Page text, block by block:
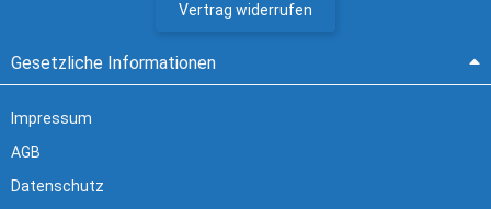
Vertrag widerrufen
Gesetzliche Informationen
Impressum
AGB
Datenschutz